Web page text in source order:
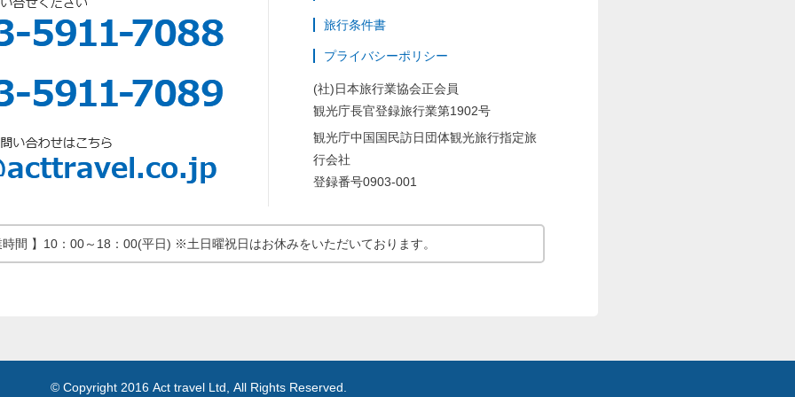
旅行条件書
プライバシーポリシー
(社)日本旅行業協会正会員
観光庁長官登録旅行業第1902号
観光庁中国国民訪日団体観光旅行指定旅
行会社
登録番号0903-001
間 】10：00～18：00(平日) ※土日曜祝日はお休みをいただいております。
© Copyright 2016 Act travel Ltd, All Rights Reserved.